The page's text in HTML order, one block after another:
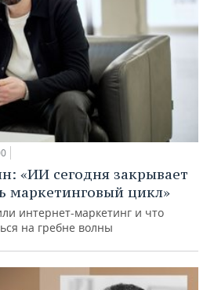
«ИИ сегодня закрывает
маркетинговый цикл»
интернет-маркетинг и что
на гребне волны